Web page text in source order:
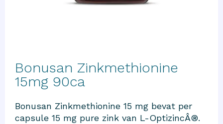
Bonusan Zinkmethionine
15mg 90ca
Bonusan Zinkmethionine 15 mg bevat per
capsule 15 mg pure zink van L-OptizincÂ®.